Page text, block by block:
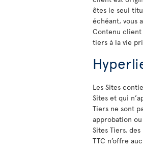
êtes le seul
échéant, vous
Contenu client
tiers à la vie
Les Sites
Sites et qui
Tiers ne sont
approbation
Sites Tiers,
TTC n’offre